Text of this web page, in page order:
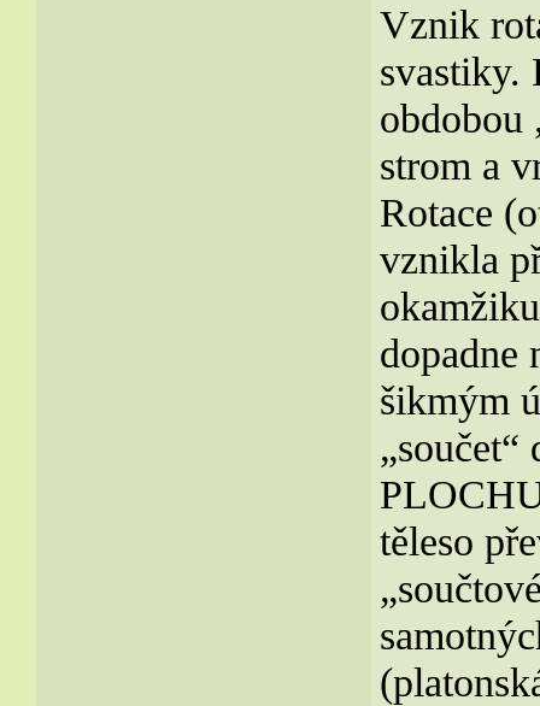
Vznik
svastiky.
obdobou
strom a
Rotace
vznikla
dopadne
šikmým
těleso